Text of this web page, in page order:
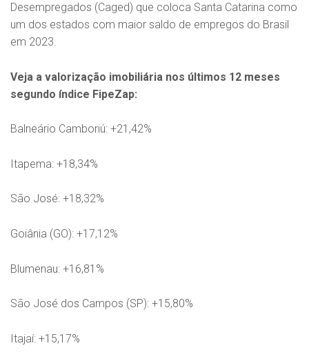
Desempregados (Caged) que coloca Santa Catarina como
um dos estados com maior saldo de empregos do Brasil
em 2023.
Veja a valorização imobiliária nos últimos 12 meses
segundo índice FipeZap:
Balneário Camboriú: +21,42%
Itapema: +18,34%
São José: +18,32%
Goiânia (GO): +17,12%
Blumenau: +16,81%
São José dos Campos (SP): +15,80%
Itajaí: +15,17%